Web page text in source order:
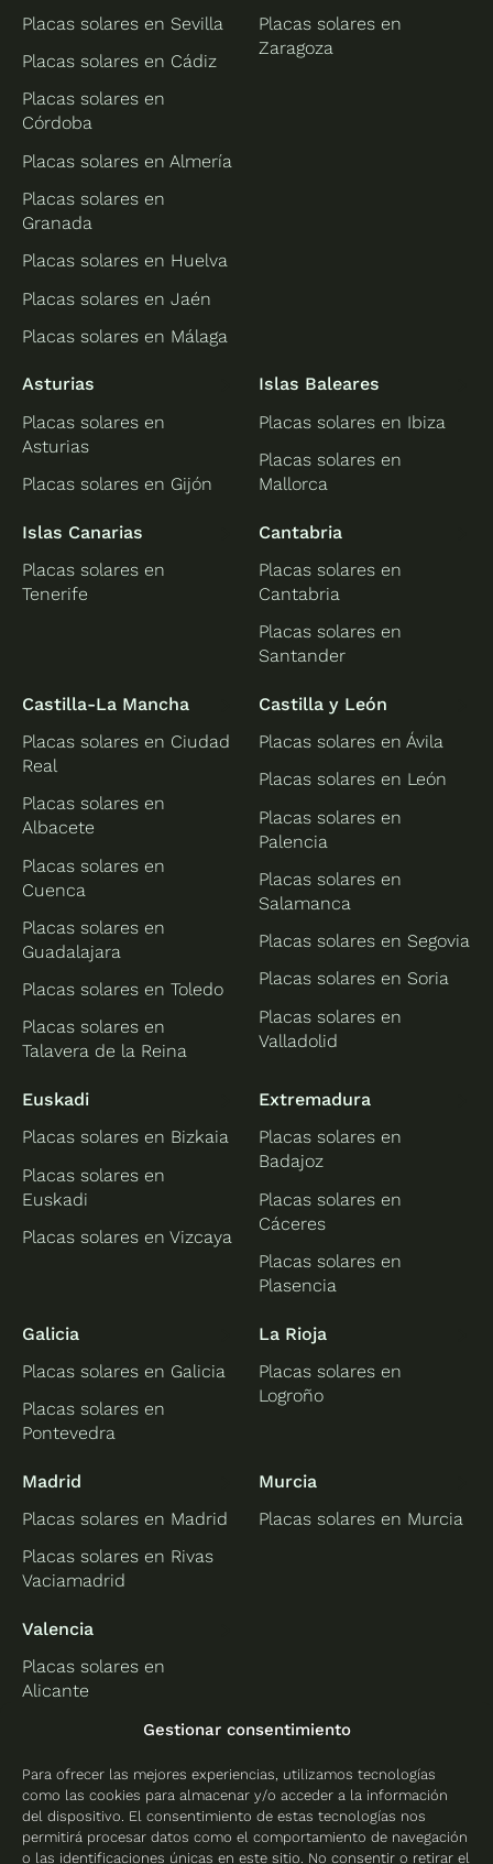
Gestionar consentimiento
Para ofrecer las mejores experiencias, utilizamos tecnologías
como las cookies para almacenar y/o acceder a la información
del dispositivo. El consentimiento de estas tecnologías nos
permitirá procesar datos como el comportamiento de navegación
o las identificaciones únicas en este sitio. No consentir o retirar el
Placas solares en Sevilla
Placas solares en Cádiz
Placas solares en
Córdoba
Placas solares en Almería
Placas solares en
Granada
Placas solares en Huelva
Placas solares en Jaén
Placas solares en Málaga
Placas solares en
Zaragoza
Asturias
Placas solares en
Asturias
Placas solares en Gijón
Islas Baleares
Placas solares en Ibiza
Placas solares en
Mallorca
Islas Canarias
Placas solares en
Tenerife
Cantabria
Placas solares en
Cantabria
Placas solares en
Santander
Castilla-La Mancha
Placas solares en Ciudad
Real
Placas solares en
Albacete
Placas solares en
Cuenca
Placas solares en
Guadalajara
Placas solares en Toledo
Placas solares en
Talavera de la Reina
Castilla y León
Placas solares en Ávila
Placas solares en León
Placas solares en
Palencia
Placas solares en
Salamanca
Placas solares en Segovia
Placas solares en Soria
Placas solares en
Valladolid
Euskadi
Placas solares en Bizkaia
Placas solares en
Euskadi
Placas solares en Vizcaya
Extremadura
Placas solares en
Badajoz
Placas solares en
Cáceres
Placas solares en
Plasencia
Galicia
Placas solares en Galicia
Placas solares en
Pontevedra
La Rioja
Placas solares en
Logroño
Madrid
Placas solares en Madrid
Placas solares en Rivas
Vaciamadrid
Murcia
Placas solares en Murcia
Valencia
Placas solares en
Alicante
Placas solares en
Placas solares en
Valencia